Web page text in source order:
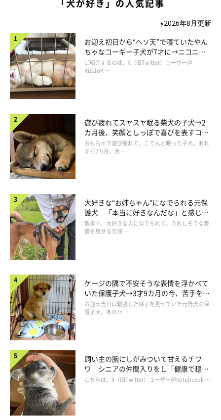
お出かけ中のむぎくんの様子
＠mugi_maltipoo
そんなむぎくんとの暮らしについてお聞きすると「むぎがいるだ
けで癒やされて、毎日が幸せです」と話してくれた飼い主さん。
最後に、こんな思いも聞かせてくれました。
「犬が好き」の人気記事
※2026年8月更新
お迎え初日から“ヘソ天”で寝ていたやん
ちゃなコーギー子犬が7才に→ニコニ
コ“コーギースマイル”が魅力のコに成
長！
ご紹介するのは、X（旧Twitter）ユーザー＠
Kus1oK …
遊び疲れてスヤスヤ眠る柴犬の子犬→2
カ月後、笑顔としっぽで喜びを表すコに
成長！
おもちゃで遊び疲れて、こてんと眠った子犬。あれ
から2カ月、表 …
大好きな“お姉ちゃん”になでられる元保
護犬 「本当に好きなんだな」と感じる
表情にほっこり
散歩中、大好きな人になでられて、うれしそうな表
情を見せる元保 …
ケージの隅で不安そうな表情を浮かべて
いた保護子犬→3才9カ月の今、苦手を克
服し頼もしいコに成長！
お迎え当日は緊張した様子を見せていた元野犬の保
護子犬。あれか …
飼い主の腕にしがみついて甘えるチワ
ワ シニアの仲間入りをし「健康で穏や
かな暮らしが続いてほしい」と願う
こちらは、X（旧Twitter）ユーザー＠kotubusuk …